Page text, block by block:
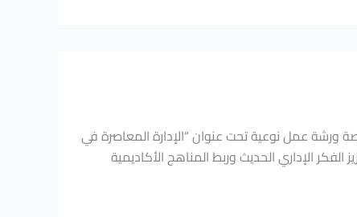
ورشة عمل نوعية تحت عنوان “الإدارة المعاصرة في
2025. هدفت الورشة إلى تعزيز الفكر الإداري الحديث وربط المناهج الأكاديمية